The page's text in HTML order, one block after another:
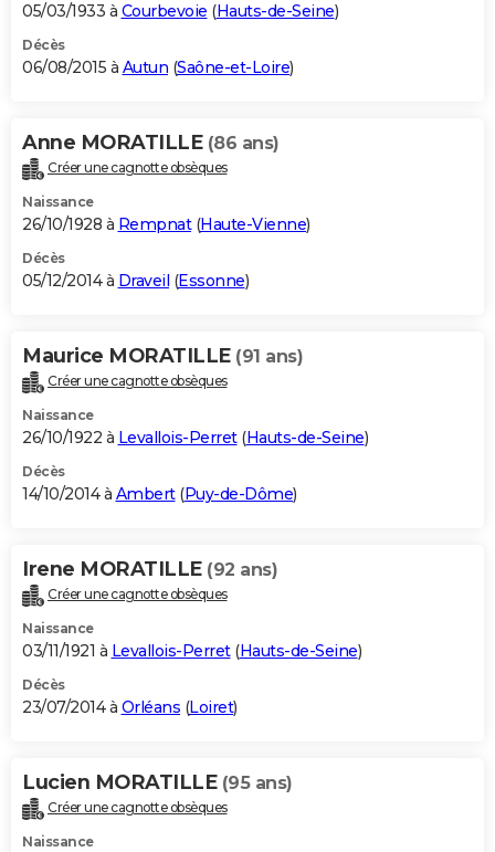
05/03/1933 à Courbevoie (Hauts-de-Seine)
Décès
06/08/2015 à Autun (Saône-et-Loire)
Anne MORATILLE (86 ans)
Créer une cagnotte obsèques
Naissance
26/10/1928 à Rempnat(Haute-Vienne)
Décès
05/12/2014 à Draveil (Essonne)
Maurice MORATILLE (91 ans)
Créer une cagnotte obsèques
Naissance
26/10/1922 à Levallois-Perret(Hauts-de-Seine)
Décès
14/10/2014 à Ambert(Puy-de-Dôme)
Irene MORATILLE (92 ans)
Créer une cagnotte obsèques
Naissance
03/11/1921 à Levallois-Perret(Hauts-de-Seine)
Décès
23/07/2014 à Orléans (Loiret)
Lucien MORATILLE (95 ans)
Créer une cagnotte obsèques
Naissance